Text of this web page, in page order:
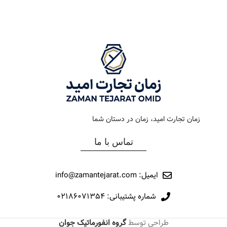
کلاسیک
رفرانس 276
جنس بند
نوع ساعت
رفرانس
برند
زمان تجارت امید، زمان در دستان شما
تماس با ما
ایمیل: info@zamantejarat.com
شماره پشتیبانی: ۰۲۱۸۶۰۷۱۳۵۴
طراحی توسطگروه انفورماتیک جوان